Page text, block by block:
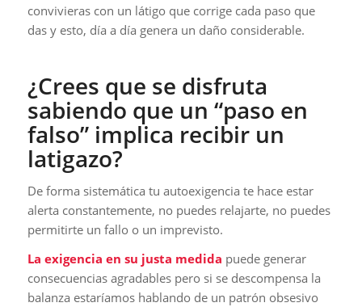
convivieras con un látigo que corrige cada paso que
das y esto, día a día genera un daño considerable.
¿Crees que se disfruta
sabiendo que un “paso en
falso” implica recibir un
latigazo?
De forma sistemática tu autoexigencia te hace estar
alerta constantemente, no puedes relajarte, no puedes
permitirte un fallo o un imprevisto.
La exigencia en su justa medida puede generar
consecuencias agradables pero si se descompensa la
balanza estaríamos hablando de un patrón obsesivo